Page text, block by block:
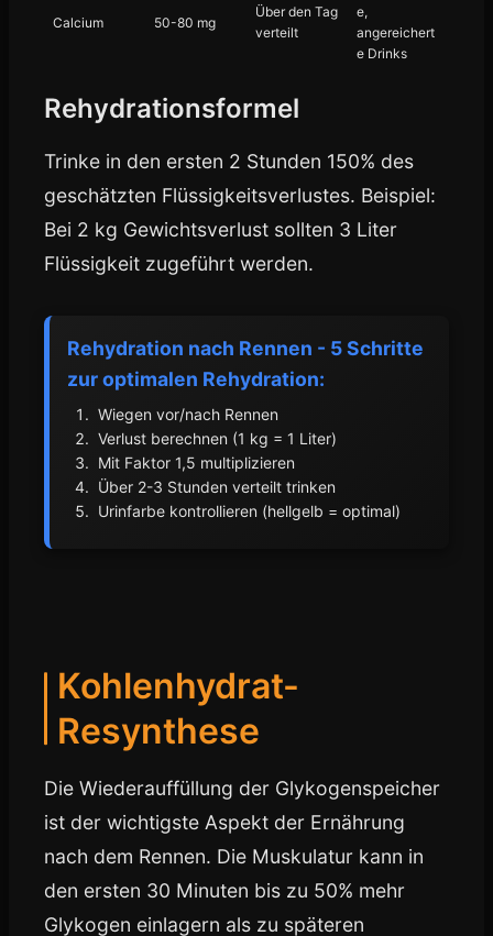
Calcium 50-80 mg
Über den Tag
verteilt
e,
angereichert
e Drinks
Rehydrationsformel
Trinke in den ersten 2 Stunden 150% des
geschätzten Flüssigkeitsverlustes. Beispiel:
Bei 2 kg Gewichtsverlust sollten 3 Liter
Flüssigkeit zugeführt werden.
Rehydration nach Rennen - 5 Schritte
zur optimalen Rehydration:
Wiegen vor/nach Rennen
Verlust berechnen (1 kg = 1 Liter)
Mit Faktor 1,5 multiplizieren
Über 2-3 Stunden verteilt trinken
Urinfarbe kontrollieren (hellgelb = optimal)
Kohlenhydrat-
Resynthese
Die Wiederauffüllung der Glykogenspeicher
ist der wichtigste Aspekt der Ernährung
nach dem Rennen. Die Muskulatur kann in
den ersten 30 Minuten bis zu 50% mehr
Glykogen einlagern als zu späteren